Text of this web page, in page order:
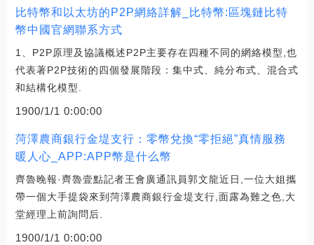
比特幣和以太坊的P2P網絡詳解_比特幣:區塊鏈比特
幣中國官網聯系方式
1、P2P原理及協議概述P2P主要存在四種不同的網絡模型,也
代表著P2P技術的四個發展階段：集中式、純分布式、混合式
和結構化模型.
1900/1/1 0:00:00
菏澤農商銀行金堤支行：零幣兌換“零拒絕”真情服務
暖人心_APP:APP幣是什么幣
齊魯晚報·齊魯壹點記者王會廣通訊員郭文龍近日,一位大姐攜
帶一個大手提袋來到菏澤農商銀行金堤支行,面露為難之色,大
堂經理上前詢問后.
1900/1/1 0:00:00